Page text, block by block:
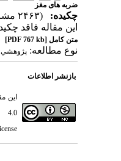
ضربه های مغز
چکیده:
(۲۴۶۳ مشاهده)
این مقاله فاقد
متن کامل[PDF 767 kb]
نوع مطالعه: پژوهشي
بازنشر اطلاعات
این
4.0